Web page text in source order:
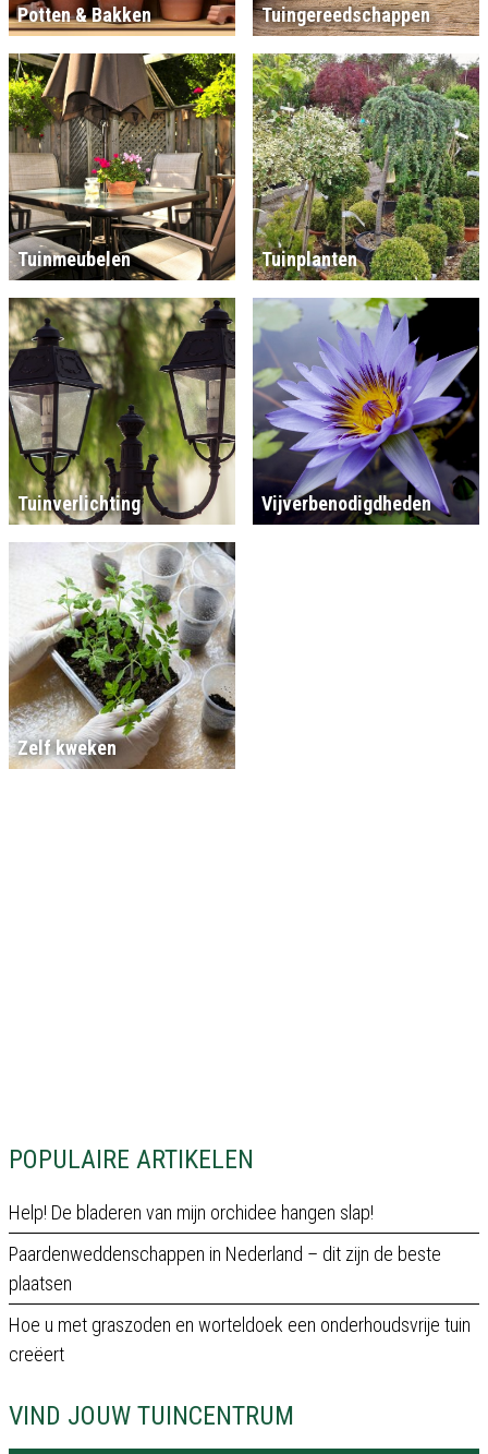
POPULAIRE ARTIKELEN
Help! De bladeren van mijn orchidee hangen slap!
Paardenweddenschappen in Nederland – dit zijn de beste
plaatsen
Hoe u met graszoden en worteldoek een onderhoudsvrije tuin
creëert
VIND JOUW TUINCENTRUM
Potten & Bakken Tuingereedschappen
Tuinmeubelen Tuinplanten
Tuinverlichting Vijverbenodigdheden
Zelf kweken